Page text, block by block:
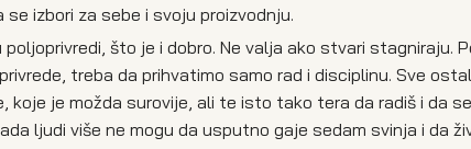
izbori za sebe i svoju proizvodnju.
što je i dobro. Ne valja ako stvari stagniraju.
treba da prihvatimo samo rad i disciplinu. Sve
koje je možda surovije, ali te isto tako tera da radiš i da
ljudi više ne mogu da usputno gaje sedam svinja i da